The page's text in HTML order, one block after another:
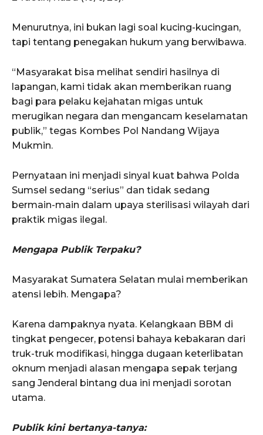
Menurutnya, ini bukan lagi soal kucing-kucingan,
tapi tentang penegakan hukum yang berwibawa.
“Masyarakat bisa melihat sendiri hasilnya di
lapangan, kami tidak akan memberikan ruang
bagi para pelaku kejahatan migas untuk
merugikan negara dan mengancam keselamatan
publik,” tegas Kombes Pol Nandang Wijaya
Mukmin.
Pernyataan ini menjadi sinyal kuat bahwa Polda
Sumsel sedang “serius” dan tidak sedang
bermain-main dalam upaya sterilisasi wilayah dari
praktik migas ilegal.
Mengapa Publik Terpaku?
Masyarakat Sumatera Selatan mulai memberikan
atensi lebih. Mengapa?
Karena dampaknya nyata. Kelangkaan BBM di
tingkat pengecer, potensi bahaya kebakaran dari
truk-truk modifikasi, hingga dugaan keterlibatan
oknum menjadi alasan mengapa sepak terjang
sang Jenderal bintang dua ini menjadi sorotan
utama.
Publik kini bertanya-tanya: